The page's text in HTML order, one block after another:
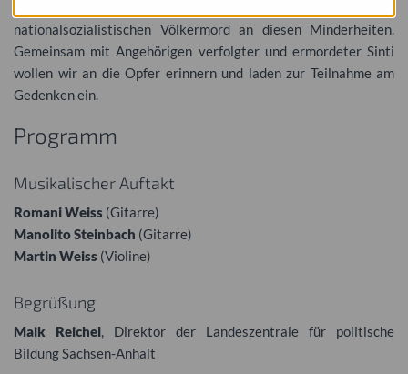
nationalsozialistischen Völkermord an diesen Minderheiten.
Gemeinsam mit Angehörigen verfolgter und ermordeter Sinti
wollen wir an die Opfer erinnern und laden zur Teilnahme am
Gedenken ein.
Programm
Musikalischer Auftakt
Romani Weiss (Gitarre)
Manolito Steinbach (Gitarre)
Martin Weiss (Violine)
Begrüßung
Maik Reichel, Direktor der Landeszentrale für politische
Bildung Sachsen-Anhalt